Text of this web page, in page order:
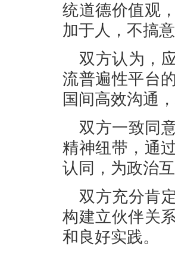
统道德价值观
加于人，不搞
双方认为，
流普遍性平台
国间高效沟通
双方一致同
精神纽带，通
认同，为政治
双方充分肯
构建立伙伴关
和良好实践。